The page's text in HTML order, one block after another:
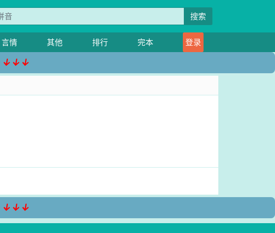
搜索
言情 其他 排行 完本 登录
↓↓↓
↓↓↓